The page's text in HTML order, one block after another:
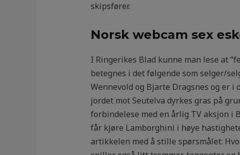
skipsfører.
Norsk webcam sex
I Ringerikes Blad kunne man lese at
betegnes i det følgende som selger/
Wennevold og Bjarte Dragsnes og er i
jordet mot Seutelva dyrkes gras på
forbindelese med en årlig TV aksjon i
får kjøre Lamborghini i høye
artikkelen med å stille spørsmålet: